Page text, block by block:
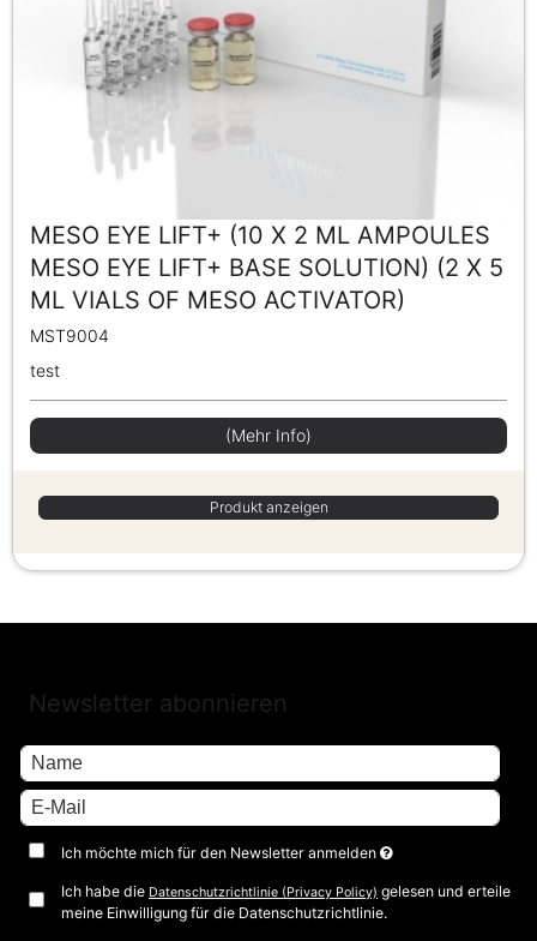
MESO EYE LIFT+ (10 X 2 ML AMPOULES
MESO EYE LIFT+ BASE SOLUTION) (2 X 5
ML VIALS OF MESO ACTIVATOR)
MST9004
test
(Mehr Info)
Produkt anzeigen
Newsletter abonnieren
Ich möchte mich für den Newsletter anmelden
Ich habe die Datenschutzrichtlinie (Privacy Policy) gelesen und erteile
meine Einwilligung für die Datenschutzrichtlinie.